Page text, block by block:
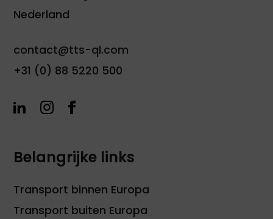
Bij TTS laten we met trots zien dat we beschikken
je vragen over het certificaat of wil je meer
informatie hierover? Neem dan contact op met
een van onze specialisten.
Nederland
contact@tts-ql.com
+31 (0) 88 5220 500
Belangrijke links
Transport binnen Europa
Transport buiten Europa